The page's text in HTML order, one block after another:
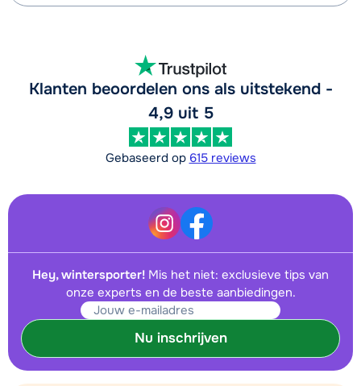
Klanten beoordelen ons als uitstekend -
4,9 uit 5
Gebaseerd op 615 reviews
Hey, wintersporter! Mis het niet: exclusieve tips van
onze experts en de beste aanbiedingen.
Nu inschrijven